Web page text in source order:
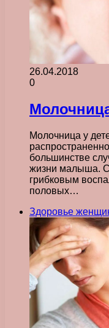
26.04.2018
0
Молочница у
большинстве
жизни малыша.
грибковым
половых…
Здоровье